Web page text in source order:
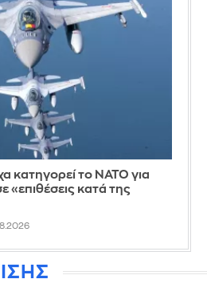
κατηγορεί το ΝΑΤΟ για
«επιθέσεις κατά της